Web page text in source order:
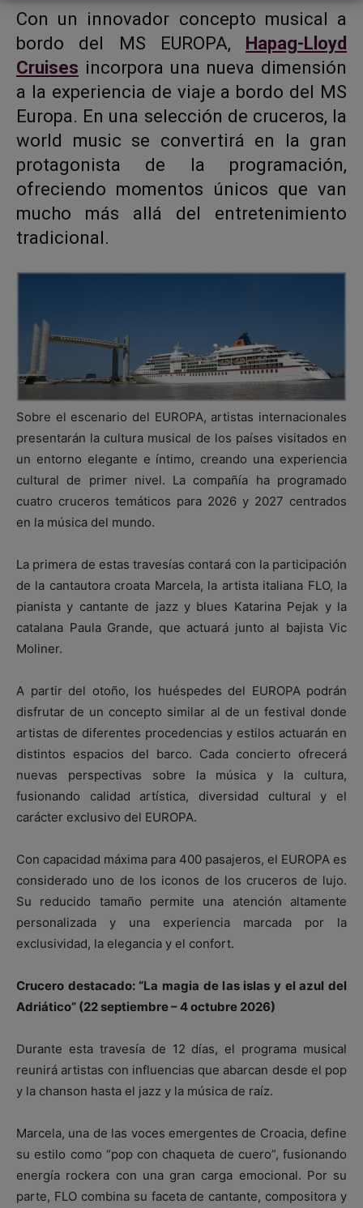
Con un innovador concepto musical a
bordo del MS EUROPA, Hapag-Lloyd
Cruises incorpora una nueva dimensión
a la experiencia de viaje a bordo del MS
Europa. En una selección de cruceros, la
world music se convertirá en la gran
protagonista de la programación,
ofreciendo momentos únicos que van
mucho más allá del entretenimiento
tradicional.
Sobre el escenario del EUROPA, artistas internacionales
presentarán la cultura musical de los países visitados en
un entorno elegante e íntimo, creando una experiencia
cultural de primer nivel. La compañía ha programado
cuatro cruceros temáticos para 2026 y 2027 centrados
en la música del mundo.
La primera de estas travesías contará con la participación
de la cantautora croata Marcela, la artista italiana FLO, la
pianista y cantante de jazz y blues Katarina Pejak y la
catalana Paula Grande, que actuará junto al bajista Vic
Moliner.
A partir del otoño, los huéspedes del EUROPA podrán
disfrutar de un concepto similar al de un festival donde
artistas de diferentes procedencias y estilos actuarán en
distintos espacios del barco. Cada concierto ofrecerá
nuevas perspectivas sobre la música y la cultura,
fusionando calidad artística, diversidad cultural y el
carácter exclusivo del EUROPA.
Con capacidad máxima para 400 pasajeros, el EUROPA es
considerado uno de los iconos de los cruceros de lujo.
Su reducido tamaño permite una atención altamente
personalizada y una experiencia marcada por la
exclusividad, la elegancia y el confort.
Crucero destacado: “La magia de las islas y el azul del
Adriático” (22 septiembre – 4 octubre 2026)
Durante esta travesía de 12 días, el programa musical
reunirá artistas con influencias que abarcan desde el pop
y la chanson hasta el jazz y la música de raíz.
Marcela, una de las voces emergentes de Croacia, define
su estilo como “pop con chaqueta de cuero”, fusionando
energía rockera con una gran carga emocional. Por su
parte, FLO combina su faceta de cantante, compositora y